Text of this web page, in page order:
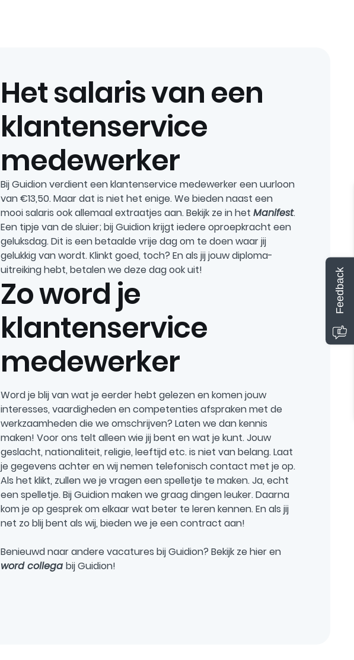
Het salaris van een
klantenservice
medewerker
Bij Guidion verdient een klantenservice medewerker een uurloon
van €13,50. Maar dat is niet het enige. We bieden naast een
mooi salaris ook allemaal extraatjes aan. Bekijk ze in het Manifest.
Een tipje van de sluier; bij Guidion krijgt iedere oproepkracht een
geluksdag. Dit is een betaalde vrije dag om te doen waar jij
gelukkig van wordt. Klinkt goed, toch? En als jij jouw diploma-
uitreiking hebt, betalen we deze dag ook uit!
Zo word je
klantenservice
medewerker
Word je blij van wat je eerder hebt gelezen en komen jouw
interesses, vaardigheden en competenties afspraken met de
werkzaamheden die we omschrijven? Laten we dan kennis
maken! Voor ons telt alleen wie jij bent en wat je kunt. Jouw
geslacht, nationaliteit, religie, leeftijd etc. is niet van belang. Laat
je gegevens achter en wij nemen telefonisch contact met je op.
Als het klikt, zullen we je vragen een spelletje te maken. Ja, echt
een spelletje. Bij Guidion maken we graag dingen leuker. Daarna
kom je op gesprek om elkaar wat beter te leren kennen. En als jij
net zo blij bent als wij, bieden we je een contract aan!
Benieuwd naar andere vacatures bij Guidion? Bekijk ze hier en
word collega bij Guidion!
Feedback